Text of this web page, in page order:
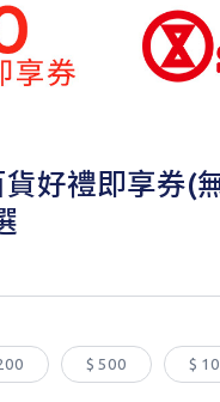
貨好禮即享券(
$ 500 $